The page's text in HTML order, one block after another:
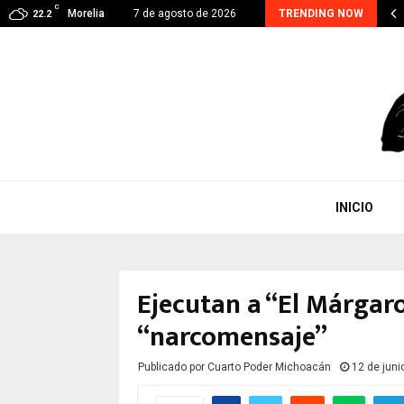
22.2
C
Morelia 7 de agosto de 2026 TRENDING NOW
CONTINUA, EJE PRIORITARIO EN GESTIÓN DE…
INICIO
Ejecutan a “El
“narcomensaje”
Publicado por Cuarto Poder Michoacán 12 de